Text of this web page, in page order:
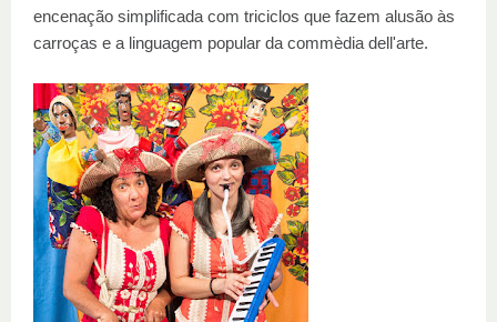
encenação simplificada com triciclos que fazem alusão às
carroças e a linguagem popular da commèdia dell'arte.